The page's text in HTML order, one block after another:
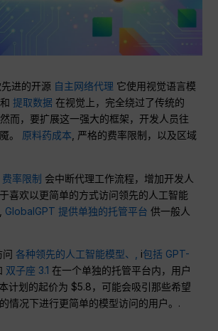
进的开源 自主网络代理 它使用视觉语言模
和提取数据 在视觉上，完全绕过了传统的
而，要扩展这一强大的框架，开发人员往
。 原料药成本 , 严格的费率限制，以及区域
费率限制 会中断代理工作流程，增加开发人
喜欢以更简单的方式访问领先的人工智能
GlobalGPT 提供单独的托管平台供一般人
问各种领先的人工智能模型、, i包括 GPT-
双子座 3.1 在一个单独的托管平台内，用户
计划的起价为 $5.8，可能会吸引那些希望
情况下进行更简单的模型访问的用户。.